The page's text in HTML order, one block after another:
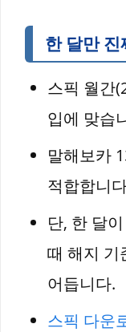
한 달만
스픽 월간
입에 맞습
말해보카
적합합니
단, 한 달
때 해지 기
어듭니다.
스픽 다운